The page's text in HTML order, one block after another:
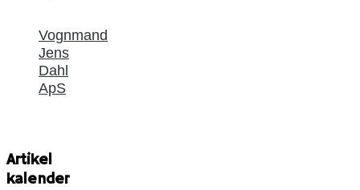
Vognmand
Jens
Dahl
ApS
Artikel
kalender